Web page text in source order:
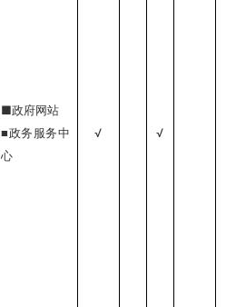
■政府网站
■政务服务中
心
√ √